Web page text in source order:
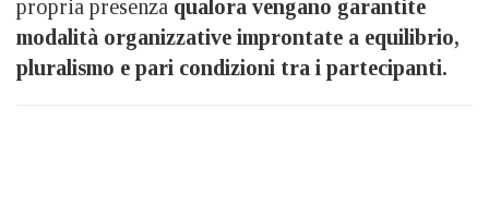
propria presenza qualora vengano garantite
modalità organizzative improntate a equilibrio,
pluralismo e pari condizioni tra i partecipanti.